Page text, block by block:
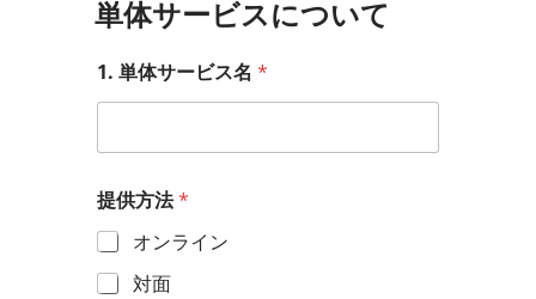
単体サービスについて
1. 単体サービス名 *
提供方法*
オンライン
対面